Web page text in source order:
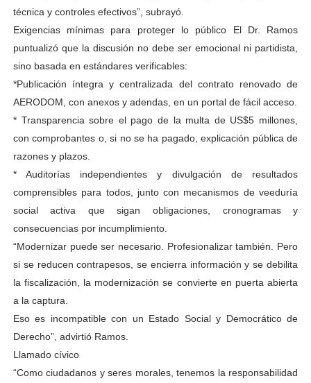
técnica y controles efectivos”, subrayó.
Exigencias mínimas para proteger lo público El Dr. Ramos
puntualizó que la discusión no debe ser emocional ni partidista,
sino basada en estándares verificables:
*Publicación íntegra y centralizada del contrato renovado de
AERODOM, con anexos y adendas, en un portal de fácil acceso.
* Transparencia sobre el pago de la multa de US$5 millones,
con comprobantes o, si no se ha pagado, explicación pública de
razones y plazos.
* Auditorías independientes y divulgación de resultados
comprensibles para todos, junto con mecanismos de veeduría
social activa que sigan obligaciones, cronogramas y
consecuencias por incumplimiento.
“Modernizar puede ser necesario. Profesionalizar también. Pero
si se reducen contrapesos, se encierra información y se debilita
la fiscalización, la modernización se convierte en puerta abierta
a la captura.
Eso es incompatible con un Estado Social y Democrático de
Derecho”, advirtió Ramos.
Llamado cívico
“Como ciudadanos y seres morales, tenemos la responsabilidad